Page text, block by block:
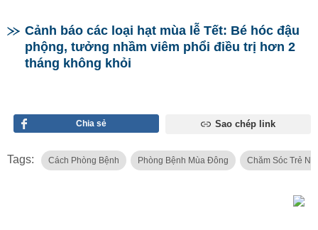
Cảnh báo các loại hạt mùa lễ Tết: Bé hóc đậu
phộng, tưởng nhầm viêm phổi điều trị hơn 2
tháng không khỏi
Chia sẻ Sao chép link
Tags: Cách Phòng Bệnh Phòng Bệnh Mùa Đông Chăm Sóc Trẻ